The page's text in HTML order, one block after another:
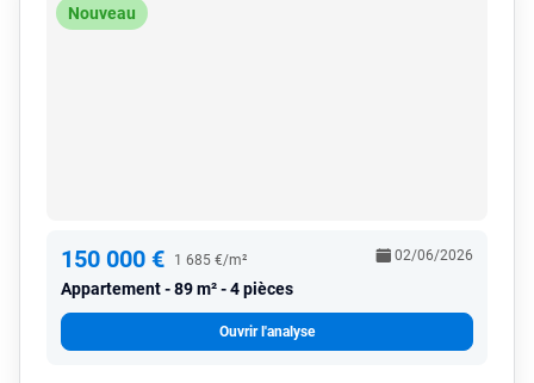
Nouveau
150 000 € 1 685 €/m²
Appartement 89 m² - 4 pièces
02/06/2026
Ouvrir l'analyse